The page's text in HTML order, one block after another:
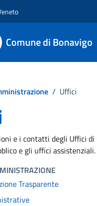
Comune di Bonavigo
/ Uffici
e i contatti degli Uffici
e gli uffici assistenziali.
Trasparente